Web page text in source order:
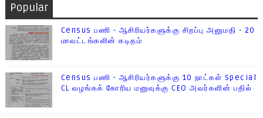
Popular
Census பணி - ஆசிரியர்களுக்கு சிறப்பு அனுமதி - 20
மாவட்டங்களின் கடிதம்
Census பணி - ஆசிரியர்களுக்கு 10 நாட்கள் Special
CL வழங்கக் கோரிய மனுவுக்கு CEO அவர்களின் பதில்